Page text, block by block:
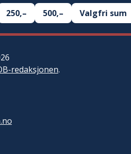
250,– 500,– Valgfri sum
redaksjonen.